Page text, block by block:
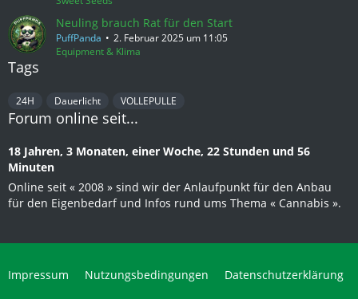
Neuling brauch Rat für den Start
PuffPanda
2. Februar 2025 um 11:05
Equipment & Klima
Tags
24H Dauerlicht VOLLEPULLE
Forum online seit...
18 Jahren, 3 Monaten, einer Woche, 22 Stunden und 56
Minuten
Online seit « 2008 » sind wir der Anlaufpunkt für den Anbau
für den Eigenbedarf und Infos rund ums Thema « Cannabis ».
Impressum Nutzungsbedingungen Datenschutzerklärung